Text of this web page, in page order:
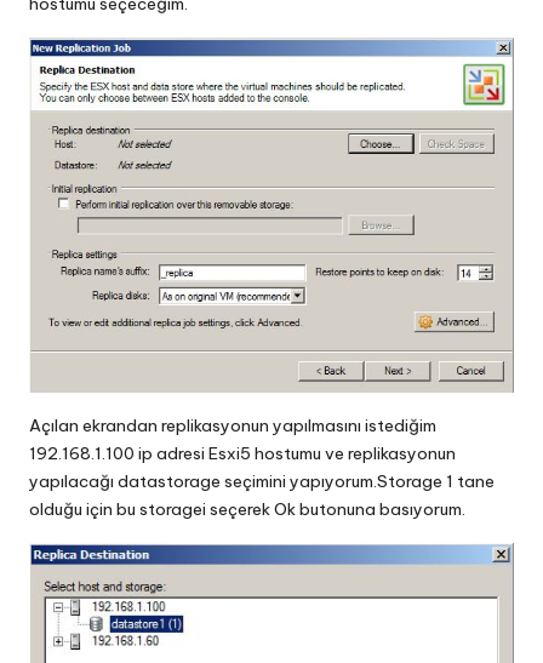
Açılan ekrandan replikasyonun yapılmasını istediğim
192.168.1.100 ip adresi Esxi5 hostumu ve replikasyonun
yapılacağı datastorage seçimini yapıyorum.Storage 1 tane
olduğu için bu storagei seçerek Ok butonuna basıyorum.